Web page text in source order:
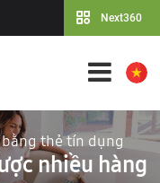
Next360
thẻ tín dụng
nhiều hàng